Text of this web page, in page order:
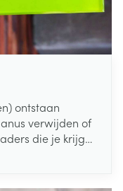
ontstaan
verwijden of
die je krijgt